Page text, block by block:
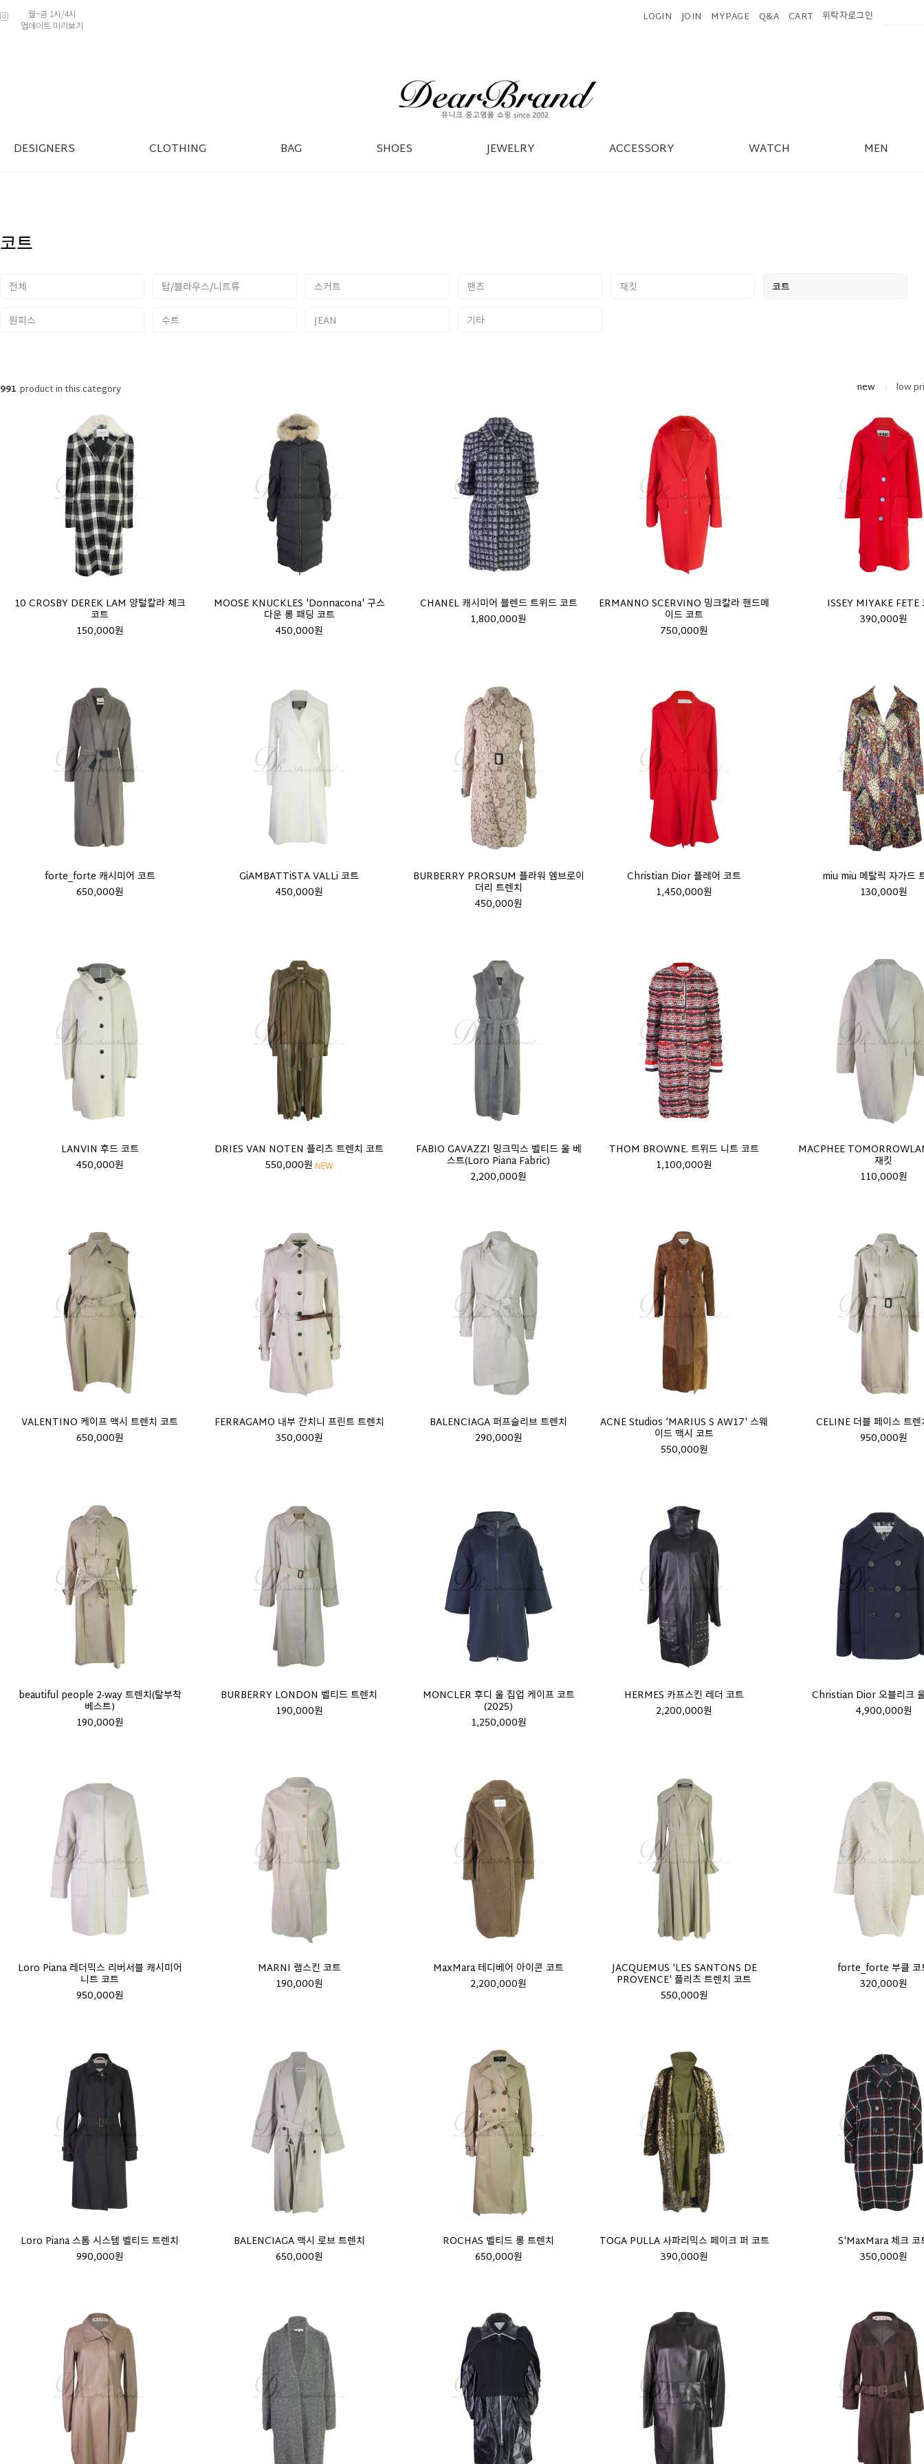
월~금 1시/4시
업데이트 미리보기
LOGIN JOIN MYPAGE Q&A CART 위탁자로그인
DESIGNERS CLOTHING BAG SHOES JEWELRY ACCESSORY WATCH MEN
코트
전체 탑/블라우스/니트류 스커트 팬츠 재킷
코트
원피스
수트 JEAN 기타
991 product in this category new low
10 CROSBY DEREK LAM 양털칼라 체크
코트
150,000원
MOOSE KNUCKLES 'Donnacona' 구스
다운 롱 패딩 코트
450,000원
CHANEL 캐시미어 블렌드 트위드 코트
1,800,000원
ERMANNO SCERVINO 밍크칼라 핸드메
이드 코트
750,000원
ISSEY MIYAKE FETE
390,000원
forte_forte 캐시미어 코트
650,000원
GiAMBATTiSTA VALLi 코트
450,000원
BURBERRY PRORSUM 플라워 엠브로이
더리 트렌치
450,000원
Christian Dior 플레어 코트
1,450,000원
miu miu 메탈릭 자가드
130,000원
LANVIN 후드 코트
450,000원
DRIES VAN NOTEN 플리츠 트렌치 코트
550,000원
FABIO GAVAZZI 밍크믹스 벨티드 울 베
스트(Loro Piana Fabric)
2,200,000원
THOM BROWNE. 트위드 니트 코트
1,100,000원
MACPHEE
재킷
110,000원
VALENTINO 케이프 맥시 트렌치 코트
650,000원
FERRAGAMO 내부 간치니 프린트 트렌치
350,000원
BALENCIAGA 퍼프슬리브 트렌치
290,000원
ACNE Studios 'MARIUS S AW17' 스웨
이드 맥시 코트
550,000원
CELINE 더블 페이스 트
950,000원
beautiful people 2-way 트렌치(탈부착
베스트)
190,000원
BURBERRY LONDON 벨티드 트렌치
190,000원
MONCLER 후디 울 집업 케이프 코트
(2025)
1,250,000원
HERMES 카프스킨 레더 코트
2,200,000원
Christian Dior 오블리크
4,900,000원
Loro Piana 레더믹스 리버서블 캐시미어
니트 코트
950,000원
MARNI 램스킨 코트
190,000원
MaxMara 테디베어 아이콘 코트
2,200,000원
JACQUEMUS 'LES SANTONS DE
PROVENCE' 플리츠 트렌치 코트
550,000원
forte_forte 부클 코
320,000원
Loro Piana 스톰 시스템 벨티드 트렌치
990,000원
BALENCIAGA 맥시 로브 트렌치
650,000원
ROCHAS 벨티드 롱 트렌치
650,000원
TOGA PULLA 사파리믹스 페이크 퍼 코트
390,000원
S'MaxMara 체크 코
350,000원